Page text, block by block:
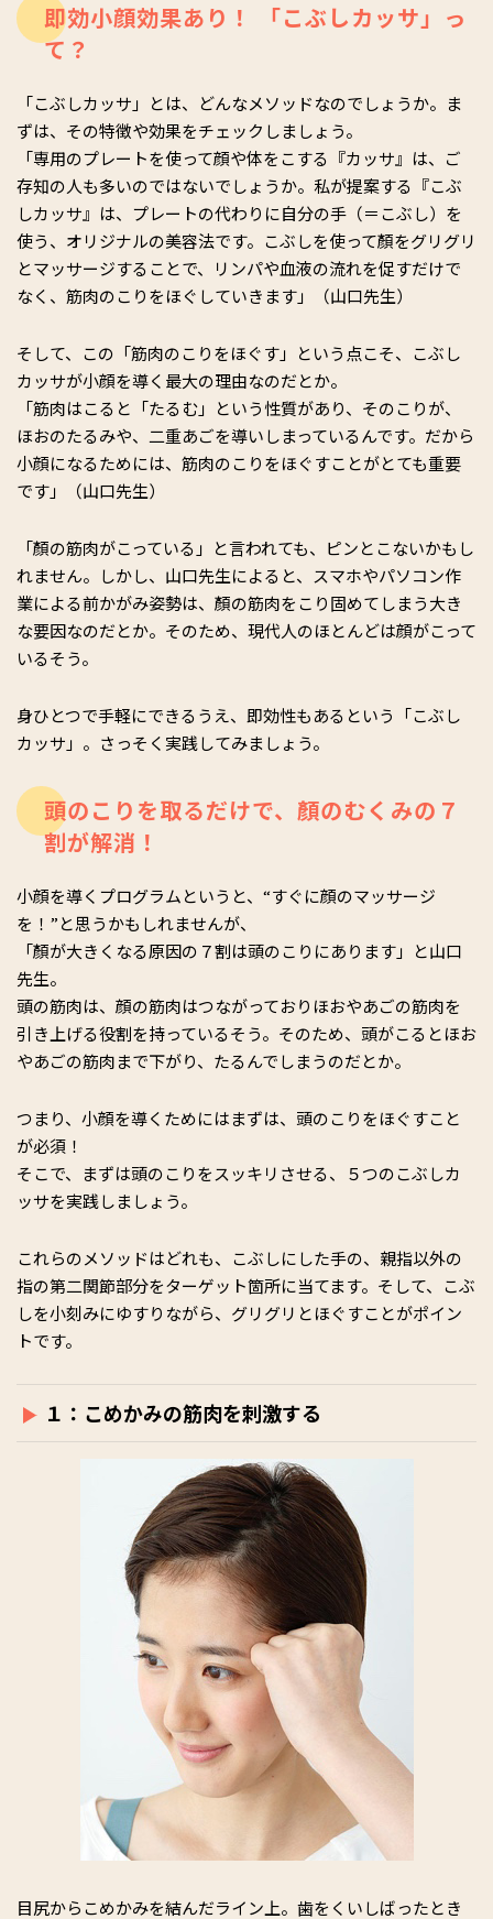
即効小顔効果あり！ 「こぶしカッサ」っ
て？
「こぶしカッサ」とは、どんなメソッドなのでしょうか。ま
ずは、その特徴や効果をチェックしましょう。
「専用のプレートを使って顔や体をこする『カッサ』は、ご
存知の人も多いのではないでしょうか。私が提案する『こぶ
しカッサ』は、プレートの代わりに自分の手（＝こぶし）を
使う、オリジナルの美容法です。こぶしを使って顏をグリグリ
とマッサージすることで、リンパや血液の流れを促すだけで
なく、筋肉のこりをほぐしていきます」（山口先生）
そして、この「筋肉のこりをほぐす」という点こそ、こぶし
カッサが小顔を導く最大の理由なのだとか。
「筋肉はこると「たるむ」という性質があり、そのこりが、
ほおのたるみや、二重あごを導いしまっているんです。だから
小顔になるためには、筋肉のこりをほぐすことがとても重要
です」（山口先生）
「顏の筋肉がこっている」と言われても、ピンとこないかもし
れません。しかし、山口先生によると、スマホやパソコン作
業による前かがみ姿勢は、顏の筋肉をこり固めてしまう大き
な要因なのだとか。そのため、現代人のほとんどは顔がこって
いるそう。
身ひとつで手軽にできるうえ、即効性もあるという「こぶし
カッサ」。さっそく実践してみましょう。
頭のこりを取るだけで、顏のむくみの７
割が解消！
小顔を導くプログラムというと、“すぐに顔のマッサージ
を！”と思うかもしれませんが、
「顏が大きくなる原因の７割は頭のこりにあります」と山口
先生。
頭の筋肉は、顔の筋肉はつながっておりほおやあごの筋肉を
引き上げる役割を持っているそう。そのため、頭がこるとほお
やあごの筋肉まで下がり、たるんでしまうのだとか。
つまり、小顔を導くためにはまずは、頭のこりをほぐすこと
が必須！
そこで、まずは頭のこりをスッキリさせる、５つのこぶしカ
ッサを実践しましょう。
これらのメソッドはどれも、こぶしにした手の、親指以外の
指の第二関節部分をターゲット箇所に当てます。そして、こぶ
しを小刻みにゆすりながら、グリグリとほぐすことがポイン
トです。
１：こめかみの筋肉を刺激する
目尻からこめかみを結んだライン上。歯をくいしばったとき